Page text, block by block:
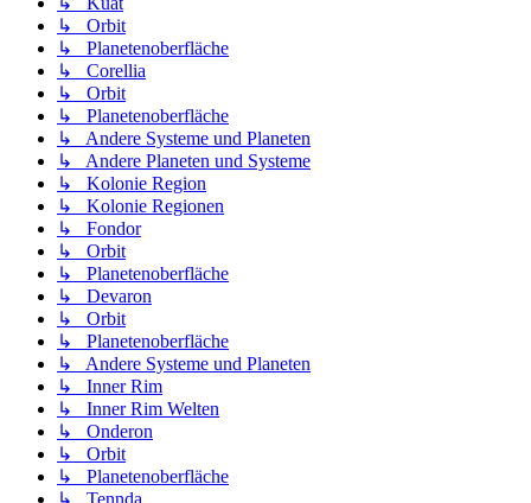
↳ Orbit
↳ Planetenoberfläche
↳ Corellia
↳ Orbit
↳ Planetenoberfläche
↳ Andere Systeme und Planeten
↳ Andere Planeten und Systeme
↳ Kolonie Region
↳ Kolonie Regionen
↳ Fondor
↳ Orbit
↳ Planetenoberfläche
↳ Devaron
↳ Orbit
↳ Planetenoberfläche
↳ Andere Systeme und Planeten
↳ Inner Rim
↳ Inner Rim Welten
↳ Onderon
↳ Orbit
↳ Planetenoberfläche